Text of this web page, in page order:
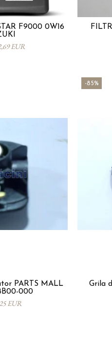
F9000 0W16
EUR
PARTS MALL
000
EUR
-85%
Grila